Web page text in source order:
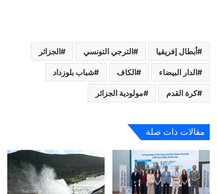
أبطال إفريقيا الترجي التونسي الجزائر
الدار البيضاء الكاف شباب بلوزداد
كرة القدم مولودية الجزائر
مقالات ذات صلة